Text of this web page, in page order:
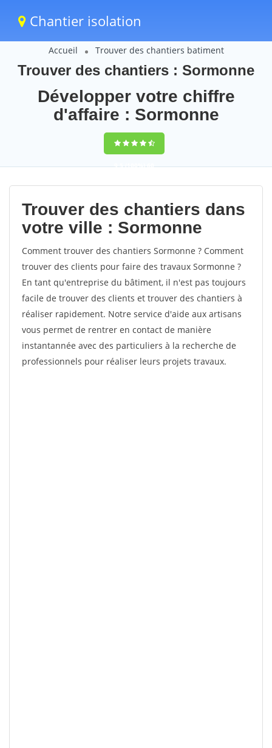
Chantier isolation
Accueil Trouver des chantiers batiment
Trouver des chantiers : Sormonne
Développer votre chiffre
d'affaire : Sormonne
9,5(100%)60
votes
Trouver des chantiers dans
votre ville : Sormonne
Comment trouver des chantiers Sormonne ? Comment
trouver des clients pour faire des travaux Sormonne ?
En tant qu'entreprise du bâtiment, il n'est pas toujours
facile de trouver des clients et trouver des chantiers à
réaliser rapidement. Notre service d'aide aux artisans
vous permet de rentrer en contact de manière
instantannée avec des particuliers à la recherche de
professionnels pour réaliser leurs projets travaux.